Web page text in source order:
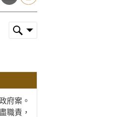
府案。
職責，